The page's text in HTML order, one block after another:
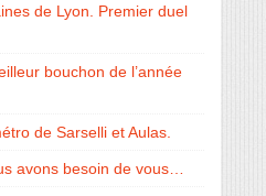
de Lyon. Premier duel
bouchon de l’année
de Sarselli et Aulas.
avons besoin de vous…